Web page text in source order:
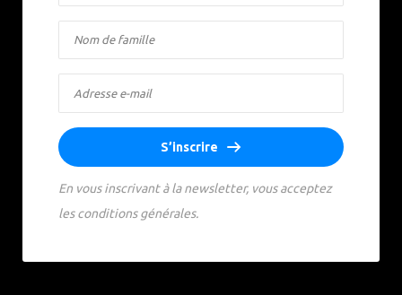
S’inscrire
En vous inscrivant à la newsletter, vous acceptez
les conditions générales.